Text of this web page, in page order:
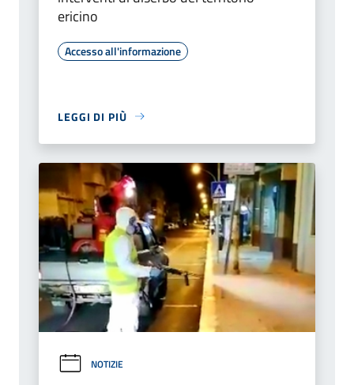
ericino
Accesso all'informazione
LEGGI DI PIÙ
NOTIZIE